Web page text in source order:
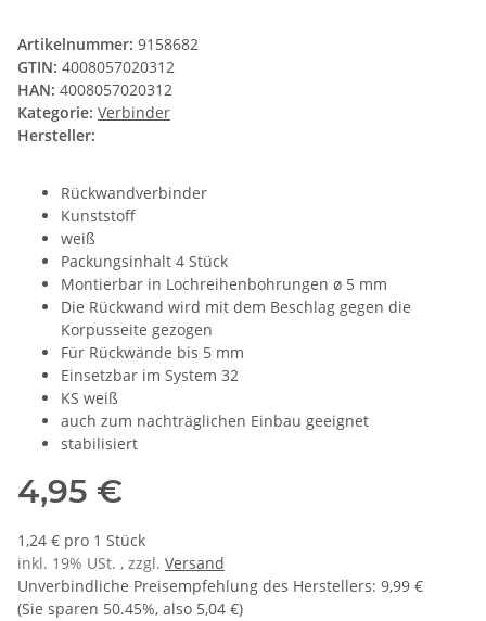
Artikelnummer: 9158682
GTIN: 4008057020312
HAN: 4008057020312
Kategorie: Verbinder
Hersteller:
Rückwandverbinder
Kunststoff
weiß
Packungsinhalt 4 Stück
Montierbar in Lochreihenbohrungen ø 5 mm
Die Rückwand wird mit dem Beschlag gegen die
Korpusseite gezogen
Für Rückwände bis 5 mm
Einsetzbar im System 32
KS weiß
auch zum nachträglichen Einbau geeignet
stabilisiert
4,95 €
1,24 € pro 1 Stück
inkl. 19% USt. , zzgl. Versand
Unverbindliche Preisempfehlung des Herstellers: 9,99 €
(Sie sparen 50.45%, also 5,04 €)